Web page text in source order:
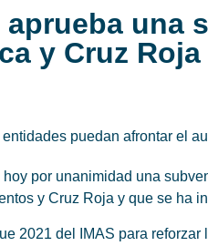
una
y Cruz Roja
puedan afrontar el
por unanimidad una
y Cruz Roja y que se ha
2021 del IMAS para